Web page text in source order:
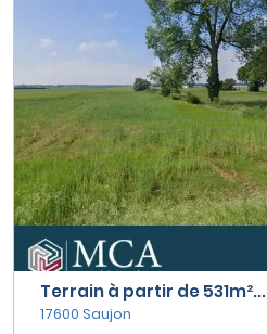
Terrain à partir de 531m²...
17600 Saujon